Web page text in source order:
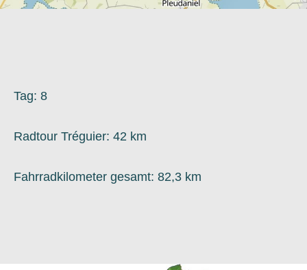
Tag: 8
Radtour Tréguier: 42 km
Fahrradkilometer gesamt: 82,3 km